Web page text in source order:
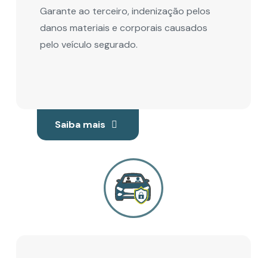
Garante ao terceiro, indenização pelos
danos materiais e corporais causados
pelo veículo segurado.
Saiba mais